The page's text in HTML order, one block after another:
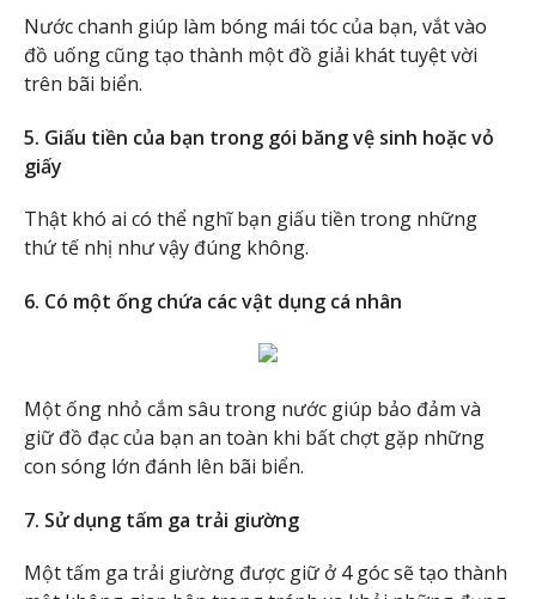
Nước chanh giúp làm bóng mái tóc của bạn, vắt vào
đồ uống cũng tạo thành một đồ giải khát tuyệt vời
trên bãi biển.
5. Giấu tiền của bạn trong gói băng vệ sinh hoặc vỏ
giấy
Thật khó ai có thể nghĩ bạn giấu tiền trong những
thứ tế nhị như vậy đúng không.
6. Có một ống chứa các vật dụng cá nhân
Một ống nhỏ cắm sâu trong nước giúp bảo đảm và
giữ đồ đạc của bạn an toàn khi bất chợt gặp những
con sóng lớn đánh lên bãi biển.
7. Sử dụng tấm ga trải giường
Một tấm ga trải giường được giữ ở 4 góc sẽ tạo thành